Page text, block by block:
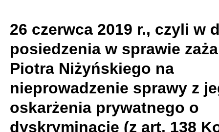
26 czerwca 2019 r., czyli w
posiedzenia w sprawie
Piotra Niżyńskiego na
nieprowadzenie sprawy z
oskarżenia prywatnego o
dyskryminację (z art. 138